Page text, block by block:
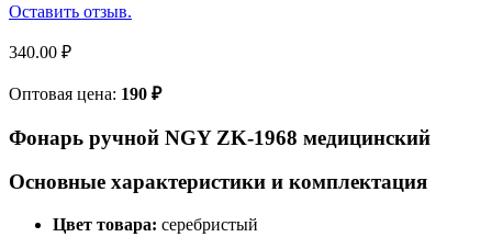
Оставить отзыв.
340.00 ₽
Оптовая цена: 190 ₽
Фонарь ручной NGY ZK-1968 медицинский
Основные характеристики и комплектация
Цвет товара: серебристый